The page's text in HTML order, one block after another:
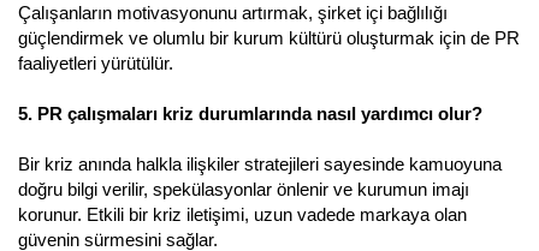
Çalışanların motivasyonunu artırmak, şirket içi bağlılığı
güçlendirmek ve olumlu bir kurum kültürü oluşturmak için de PR
faaliyetleri yürütülür.
5. PR çalışmaları kriz durumlarında nasıl yardımcı olur?
Bir kriz anında halkla ilişkiler stratejileri sayesinde kamuoyuna
doğru bilgi verilir, spekülasyonlar önlenir ve kurumun imajı
korunur. Etkili bir kriz iletişimi, uzun vadede markaya olan
güvenin sürmesini sağlar.